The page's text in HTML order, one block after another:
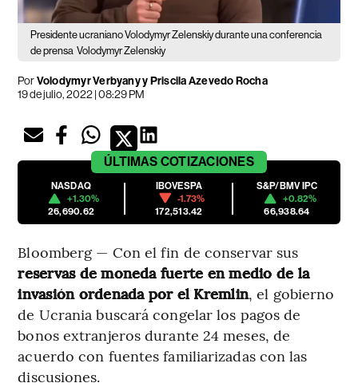
Presidente ucraniano Volodymyr Zelenskiy durante una conferencia
de prensa Volodymyr Zelenskiy
PorVolodymyr Verbyany y Priscila Azevedo Rocha
19 de julio, 2022 | 08:29 PM
ÚLTIMAS COTIZACIONES
NASDAQ
+1.30%
26,690.62
IBOVESPA
-1.73%
172,513.42
S&P/BMV IPC
+0.82%
66,938.64
Bloomberg — Con el fin de conservar sus
reservas de moneda fuerte en medio de la
invasión ordenada por el Kremlin, el gobierno
de Ucrania buscará congelar los pagos de
bonos extranjeros durante 24 meses, de
acuerdo con fuentes familiarizadas con las
discusiones.